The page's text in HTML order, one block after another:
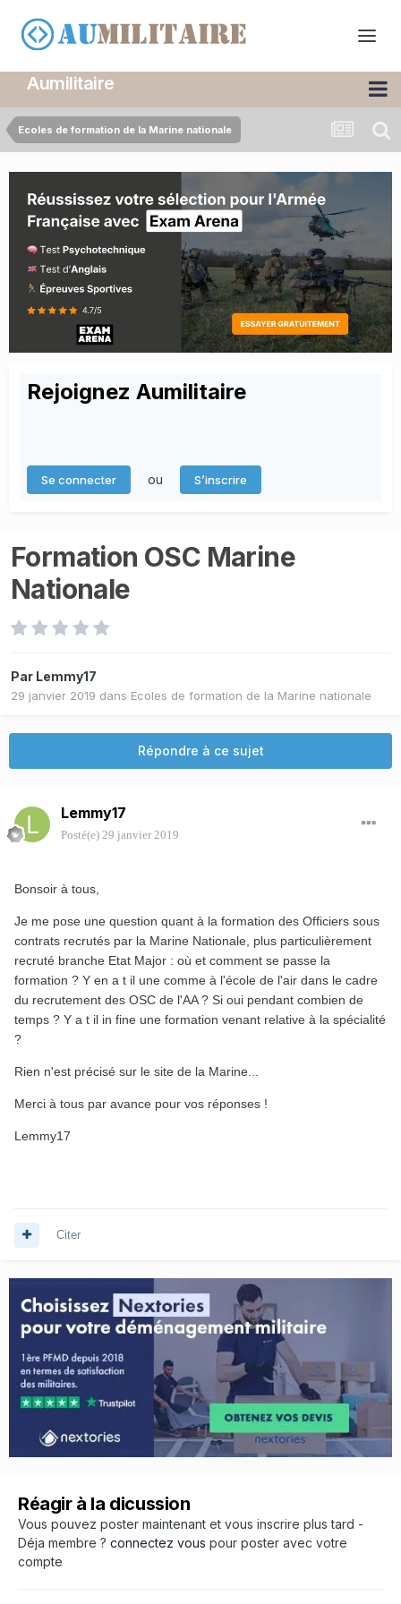
Aumilitaire
Ecoles de formation de la Marine nationale
Rejoignez Aumilitaire
Se connecter ou S’inscrire
Formation OSC Marine
Nationale
Par Lemmy17
29 janvier 2019 dans Ecoles de formation de la Marine nationale
Répondre à ce sujet
Lemmy17
Posté(e) 29 janvier 2019
Bonsoir à tous,
Je me pose une question quant à la formation des Officiers sous
contrats recrutés par la Marine Nationale, plus particulièrement
recruté branche Etat Major : où et comment se passe la
formation ? Y en a t il une comme à l'école de l'air dans le cadre
du recrutement des OSC de l'AA ? Si oui pendant combien de
temps ? Y a t il in fine une formation venant relative à la spécialité
?
Rien n'est précisé sur le site de la Marine...
Merci à tous par avance pour vos réponses !
Lemmy17
Citer
Réagir à la dicussion
Vous pouvez poster maintenant et vous inscrire plus tard -
Déja membre ? connectez vous pour poster avec votre
compte